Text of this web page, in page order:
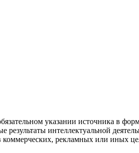
указании источника в
интеллектуальной
рекламных или иных